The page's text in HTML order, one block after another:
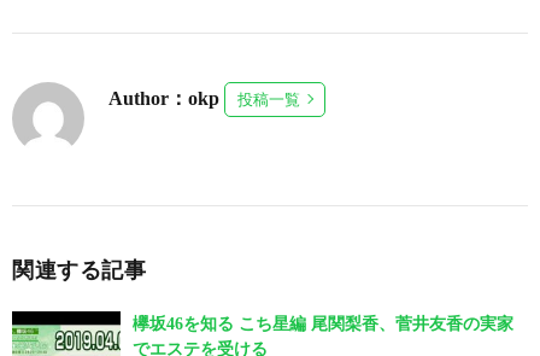
Author：okp 投稿一覧
関連する記事
欅坂46を知る こち星編 尾関梨香、菅井友香の実家
でエステを受ける